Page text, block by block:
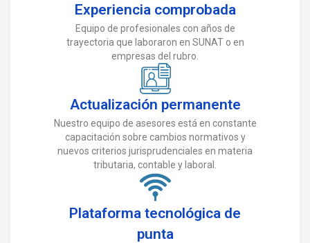
Experiencia comprobada
Equipo de profesionales con años de
trayectoria que laboraron en SUNAT o en
empresas del rubro.
Actualización permanente
Nuestro equipo de asesores está en constante
capacitación sobre cambios normativos y
nuevos criterios jurisprudenciales en materia
tributaria, contable y laboral.
Plataforma tecnológica de
punta